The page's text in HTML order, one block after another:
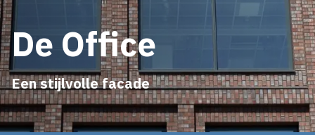
De Office
Een stijlvolle facade